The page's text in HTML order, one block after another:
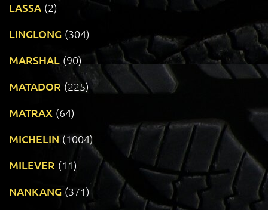
LASSA (2)
LINGLONG (304)
MARSHAL (90)
MATADOR (225)
MATRAX (64)
MICHELIN (1004)
MILEVER (11)
NANKANG (371)